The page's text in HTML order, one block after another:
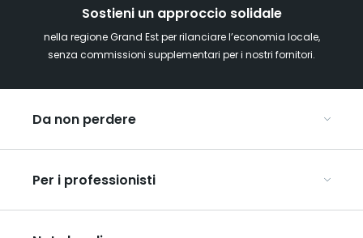
Sostieni un approccio solidale
nella regione Grand Est per rilanciare l’economia locale,
senza commissioni supplementari per i nostri fornitori.
Da non perdere
Alsazia
Ardenne
Champagne
Per i professionisti